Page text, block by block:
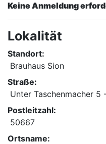
Keine Anmeldung
Lokalität
Standort:
Brauhaus Sion
Straße:
Unter Taschenmacher 5
Postleitzahl:
50667
Ortsname: